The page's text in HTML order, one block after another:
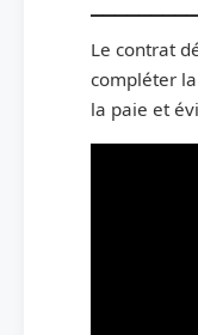
Le contrat
compléter
la paie et